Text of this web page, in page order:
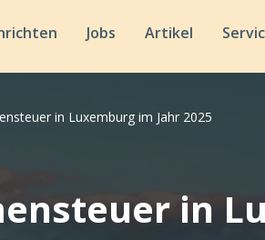
Jobs Artikel
in Luxemburg im Jahr 2025
in